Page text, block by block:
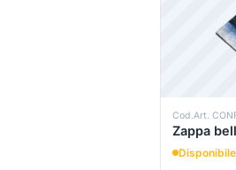
Cod.Art.
Zappa